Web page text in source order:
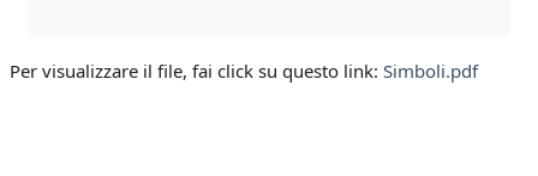
Per visualizzare il file, fai click su questo link: Simboli.pdf